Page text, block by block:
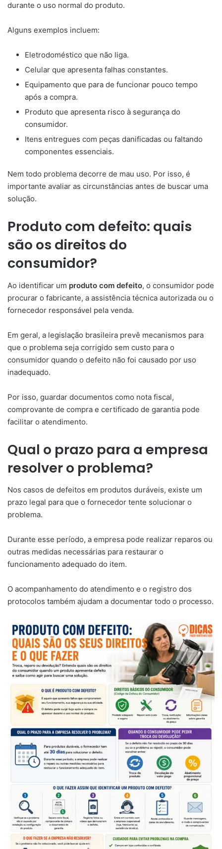
durante o uso normal do produto.
Alguns exemplos incluem:
Eletrodoméstico que não liga.
Celular que apresenta falhas constantes.
Equipamento que para de funcionar pouco tempo
após a compra.
Produto que apresenta risco à segurança do
consumidor.
Itens entregues com peças danificadas ou faltando
componentes essenciais.
Nem todo problema decorre de mau uso. Por isso, é
importante avaliar as circunstâncias antes de buscar uma
solução.
Produto com defeito: quais
são os direitos do
consumidor?
Ao identificar um produto com defeito, o consumidor pode
procurar o fabricante, a assistência técnica autorizada ou o
fornecedor responsável pela venda.
Em geral, a legislação brasileira prevê mecanismos para
que o problema seja corrigido sem custo para o
consumidor quando o defeito não foi causado por uso
inadequado.
Por isso, guardar documentos como nota fiscal,
comprovante de compra e certificado de garantia pode
facilitar o atendimento.
Qual o prazo para a empresa
resolver o problema?
Nos casos de defeitos em produtos duráveis, existe um
prazo legal para que o fornecedor tente solucionar o
problema.
Durante esse período, a empresa pode realizar reparos ou
outras medidas necessárias para restaurar o
funcionamento adequado do item.
O acompanhamento do atendimento e o registro dos
protocolos também ajudam a documentar todo o processo.